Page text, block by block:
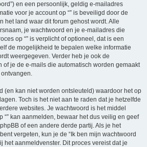
en een persoonlijk, geldig e-mailadres
voor je account op “” is beveiligd door de
het land waar dit forum gehost wordt. Alle
je wachtwoord en je e-mailadres die
op “” is verplicht of optioneel, dat is een
de mogelijkheid te bepalen welke informatie
weergegeven. Verder heb je ook de
of je de e-mails die automatisch worden gemaakt
(en kan niet worden ontsleuteld) waardoor het op
Toch is het niet aan te raden dat je hetzelfde
websites. Je wachtwoord is het middel
“” kan aanmelden, bewaar het dus veilig en geef
of een andere derde partij. Als je het
vergeten, kun je de “Ik ben mijn wachtwoord
het aanmeldvenster. Dit proces vereist dat je